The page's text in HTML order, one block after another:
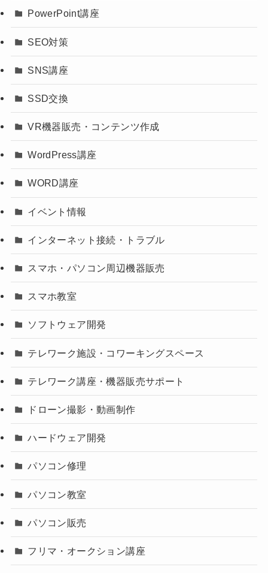
PowerPoint講座
SEO対策
SNS講座
SSD交換
VR機器販売・コンテンツ作成
WordPress講座
WORD講座
イベント情報
インターネット接続・トラブル
スマホ・パソコン周辺機器販売
スマホ教室
ソフトウェア開発
テレワーク施設・コワーキングスペース
テレワーク講座・機器販売サポート
ドローン撮影・動画制作
ハードウェア開発
パソコン修理
パソコン教室
パソコン販売
フリマ・オークション講座